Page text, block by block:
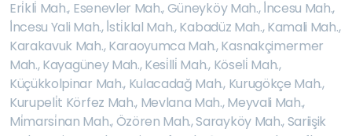
Eri̇kli̇ Mah., Esenevler Mah.,Güneyköy Mah.,İ̇ncesu Mah.,
İ̇ncesu Yali Mah.,İ̇sti̇klal Mah.,Kabadüz Mah.,Kamali Mah.,
Karakavuk Mah.,Karaoyumca Mah.,Kasnakçimermer
Mah.,Kayagüney Mah.,Kesi̇lli̇ Mah., Köseli̇ Mah.,
Küçükkolpinar Mah., Kulacadağ Mah., Kurugökçe Mah.,
Kurupeli̇t Körfez Mah., Mevlana Mah.,Meyvali Mah.,
Mi̇marsi̇nan Mah.,Özören Mah.,Sarayköy Mah.,Sariişik